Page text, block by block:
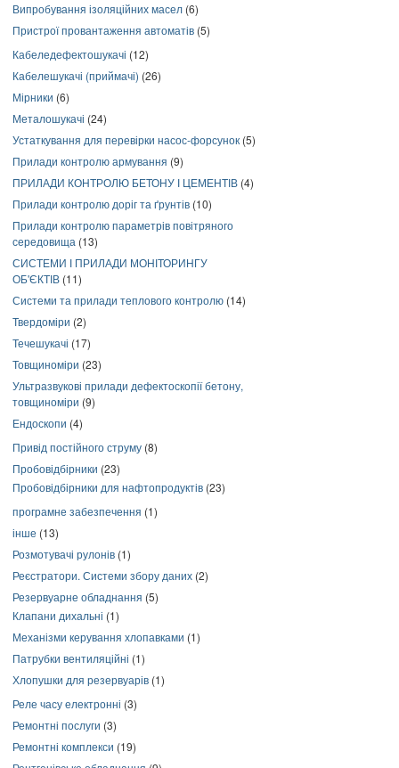
Випробування ізоляційних масел (6)
Пристрої провантаження автоматів (5)
Кабеледефектошукачі (12)
Кабелешукачі (приймачі) (26)
Мірники (6)
Металошукачі (24)
Устаткування для перевірки насос-форсунок (5)
Прилади контролю армування (9)
ПРИЛАДИ КОНТРОЛЮ БЕТОНУ І ЦЕМЕНТІВ (4)
Прилади контролю доріг та ґрунтів (10)
Прилади контролю параметрів повітряного
середовища (13)
СИСТЕМИ І ПРИЛАДИ МОНІТОРИНГУ
ОБ'ЄКТІВ (11)
Системи та прилади теплового контролю (14)
Твердоміри (2)
Течешукачі (17)
Товщиноміри (23)
Ультразвукові прилади дефектоскопії бетону,
товщиноміри (9)
Ендоскопи (4)
Привід постійного струму (8)
Пробовідбірники (23)
Пробовідбірники для нафтопродуктів (23)
програмне забезпечення (1)
інше (13)
Розмотувачі рулонів (1)
Реєстратори. Системи збору даних (2)
Резервуарне обладнання (5)
Клапани дихальні (1)
Механізми керування хлопавками (1)
Патрубки вентиляційні (1)
Хлопушки для резервуарів (1)
Реле часу електронні (3)
Ремонтні послуги (3)
Ремонтні комплекси (19)